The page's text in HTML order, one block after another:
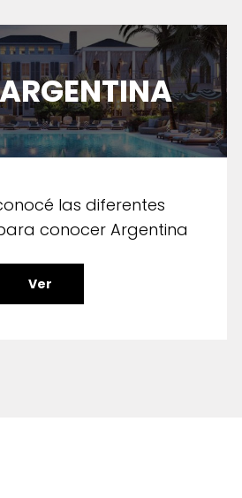
las diferentes
conocer Argentina
Ver